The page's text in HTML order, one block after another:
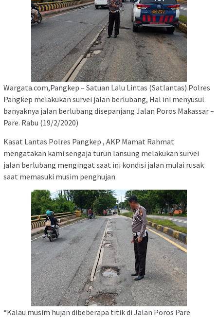
Wargata.com,Pangkep – Satuan Lalu Lintas (Satlantas) Polres
Pangkep melakukan survei jalan berlubang, Hal ini menyusul
banyaknya jalan berlubang disepanjang Jalan Poros Makassar –
Pare. Rabu (19/2/2020)
Kasat Lantas Polres Pangkep , AKP Mamat Rahmat
mengatakan kami sengaja turun lansung melakukan survei
jalan berlubang mengingat saat ini kondisi jalan mulai rusak
saat memasuki musim penghujan.
“Kalau musim hujan dibeberapa titik di Jalan Poros Pare